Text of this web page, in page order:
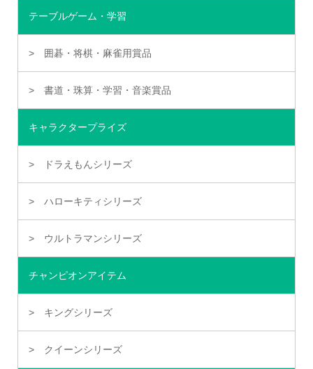
テーブルゲーム・学習
囲碁・将棋・麻雀用賞品
書道・珠算・学習・音楽賞品
キャラクタープライズ
ドラえもんシリーズ
ハローキティシリーズ
ウルトラマンシリーズ
チャンピオンアイテム
キングシリーズ
クイーンシリーズ